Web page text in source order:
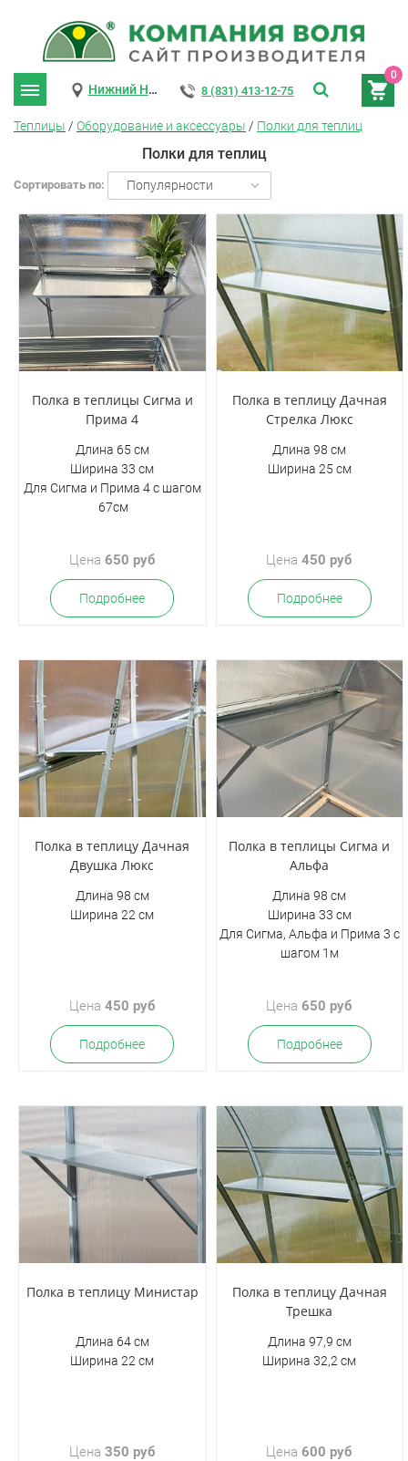
0
Нижний Новгород 8 (831) 413-12-75
Теплицы / Оборудование и аксессуары / Полки для теплиц
Полки для теплиц
Сортировать по: Популярности
Полка в теплицы Сигма и
Прима 4
Длина 65 см
Ширина 33 см
Для Сигма и Прима 4 с шагом
67см
Цена 650 руб
Подробнее
Полка в теплицу Дачная
Стрелка Люкс
Длина 98 см
Ширина 25 см
Цена450 руб
Подробнее
Полка в теплицу Дачная
Двушка Люкс
Длина 98 см
Ширина 22 см
Цена 450 руб
Подробнее
Полка в теплицы Сигма и
Альфа
Длина 98 см
Ширина 33 см
Для Сигма, Альфа и Прима 3 с
шагом 1м
Цена650 руб
Подробнее
Полка в теплицу Министар
Длина 64 см
Ширина 22 см
Цена 350 руб
Полка в теплицу Дачная
Трешка
Длина 97,9 см
Ширина 32,2 см
Цена600 руб